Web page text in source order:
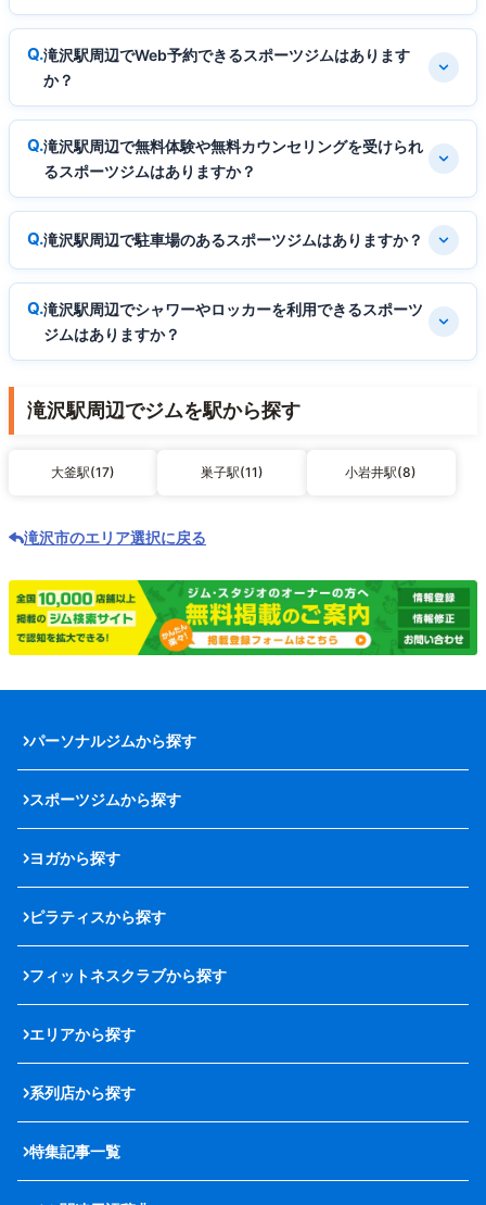
滝沢駅周辺でWeb予約できるスポーツジムはあります
か？
滝沢駅周辺で無料体験や無料カウンセリングを受けられ
るスポーツジムはありますか？
滝沢駅周辺で駐車場のあるスポーツジムはありますか？
滝沢駅周辺でシャワーやロッカーを利用できるスポーツ
ジムはありますか？
滝沢駅周辺でジムを駅から探す
大釜駅(17) 巣子駅(11) 小岩井駅(8)
滝沢市のエリア選択に戻る
パーソナルジムから探す
スポーツジムから探す
ヨガから探す
ピラティスから探す
フィットネスクラブから探す
エリアから探す
系列店から探す
特集記事一覧